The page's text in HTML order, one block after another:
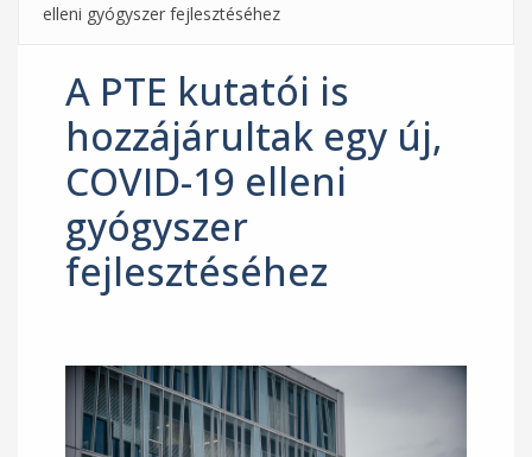
elleni gyógyszer fejlesztéséhez
A PTE kutatói is
hozzájárultak egy új,
COVID-19 elleni
gyógyszer
fejlesztéséhez